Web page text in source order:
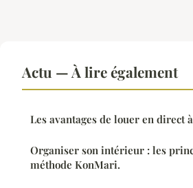
Actu — À lire également
Les avantages de louer en direct
Organiser son intérieur : les
méthode KonMari.